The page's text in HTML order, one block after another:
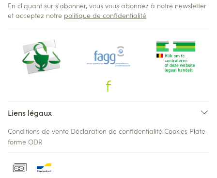
En cliquant sur s'abonner, vous vous abonnez à notre newsletter
et acceptez notre politique de confidentialité.
Liens légaux
Conditions de vente Déclaration de confidentialité Cookies Plate-
forme ODR